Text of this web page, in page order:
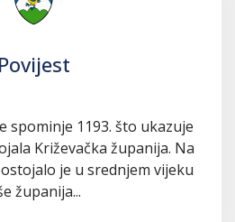
Povijest
spominje 1193. što ukazuje
Križevačka županija. Na
je u srednjem vijeku
županija...